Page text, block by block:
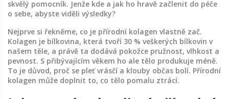
skvělý pomocník. Jenže kde a jak ho hravě začlenit do péče
o sebe, abyste viděli výsledky?
Nejprve si řekněme, co je přírodní kolagen vlastně zač.
Kolagen je bílkovina, která tvoří 30 % veškerých bílkovin v
našem těle, a právě ta dodává pokožce pružnost, vlhkost a
pevnost. S přibývajícím věkem ho ale tělo produkuje méně.
To je důvod, proč se pleť vrásčí a klouby občas bolí. Přírodní
kolagen může doplnit to, co tělo pomalu ztrácí.